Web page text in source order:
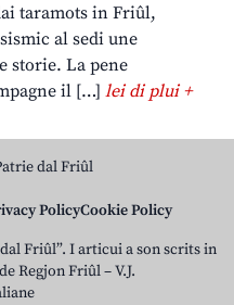
taramots in Friûl,
al sedi une
storie. La pene
il […] lei di plui +
dal Friûl
PolicyCookie Policy
Friûl”. I articui a son scrits in
Regjon Friûl – V.J.